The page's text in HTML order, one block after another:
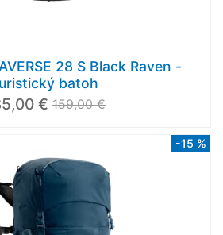
28 S Black Raven -
batoh
€ 159,00 €
-15 %